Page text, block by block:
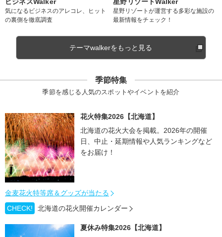
ビジネスWalker
気になるビジネスのアレコレ、ヒット
の裏側を徹底調査
星野リゾートWalker
星野リゾートが運営する多彩な施設の
最新情報をチェック！
テーマwalkerをもっと見る
季節特集
季節を感じる人気のスポットやイベントを紹介
花火特集2026【北海道】
北海道の花火大会を掲載。2026年の開催
日、中止・延期情報や人気ランキングなど
をお届け！
金麦花火特等席＆グッズが当たる
CHECK!
北海道の花火開催カレンダー
夏休み特集2026【北海道】